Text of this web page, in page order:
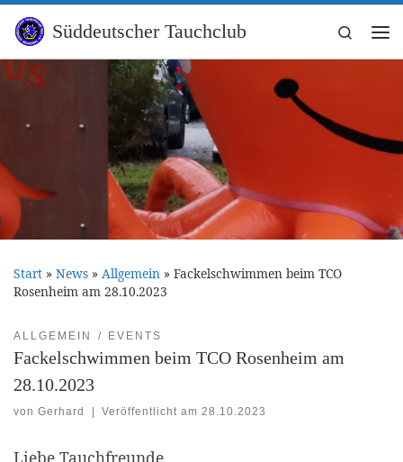
Zum Inhalt springen
Süddeutscher Tauchclub
Search
Start » News » Allgemein » Fackelschwimmen beim TCO
Rosenheim am 28.10.2023
ALLGEMEIN EVENTS
Fackelschwimmen beim TCO Rosenheim am
28.10.2023
von Gerhard Veröffentlicht am28.10.2023
Liebe Tauchfreunde,